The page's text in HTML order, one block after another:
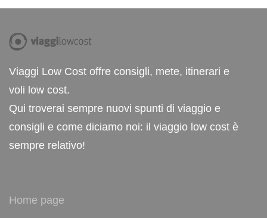
Viaggi Low Cost offre consigli, mete, itinerari e
voli low cost.
Qui troverai sempre nuovi spunti di viaggio e
consigli e come diciamo noi: il viaggio low cost è
sempre relativo!
Home page